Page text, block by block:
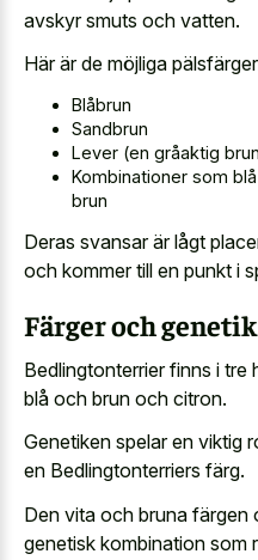
avskyr smuts och vatten.
Här är de möjliga
Blåbrun
Sandbrun
Lever (en gråaktig
Kombinationer som
brun
Deras svansar är lågt
och kommer till en punkt i
Färger och genetik
Bedlingtonterrier finns i tre
blå och brun och citron.
Genetiken spelar en viktig
en Bedlingtonterriers färg.
Den vita och bruna färgen
genetisk kombination som